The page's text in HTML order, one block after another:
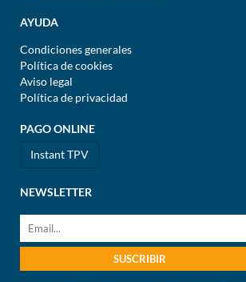
AYUDA
Condiciones generales
Política de cookies
Aviso legal
Política de privacidad
PAGO ONLINE
Instant TPV
NEWSLETTER